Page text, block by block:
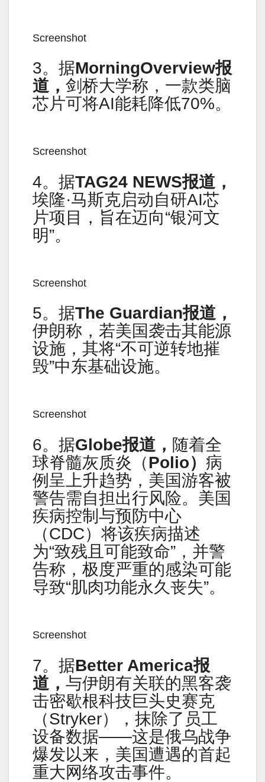
Screenshot
3。据MorningOverview报
道， 剑桥大学称，一款类脑
芯片可将AI能耗降低70%。
Screenshot
4。据TAG24 NEWS报道，
埃隆·马斯克启动自研AI芯
片项目，旨在迈向“银河文
明”。
Screenshot
5。据The Guardian报道，
伊朗称，若美国袭击其能源
设施，其将“不可逆转地摧
毁”中东基础设施。
Screenshot
6。据Globe报道， 随着全
球脊髓灰质炎（Polio） 病
例呈上升趋势，美国游客被
警告需自担出行风险。美国
疾病控制与预防中心
（CDC）将该疾病描述
为“致残且可能致命”，并警
告称，极度严重的感染可能
导致“肌肉功能永久丧失”。
Screenshot
7。据Better America报
道， 与伊朗有关联的黑客袭
击密歇根科技巨头史赛克
（Stryker），抹除了员工
设备数据——这是俄乌战争
爆发以来，美国遭遇的首起
重大网络攻击事件。